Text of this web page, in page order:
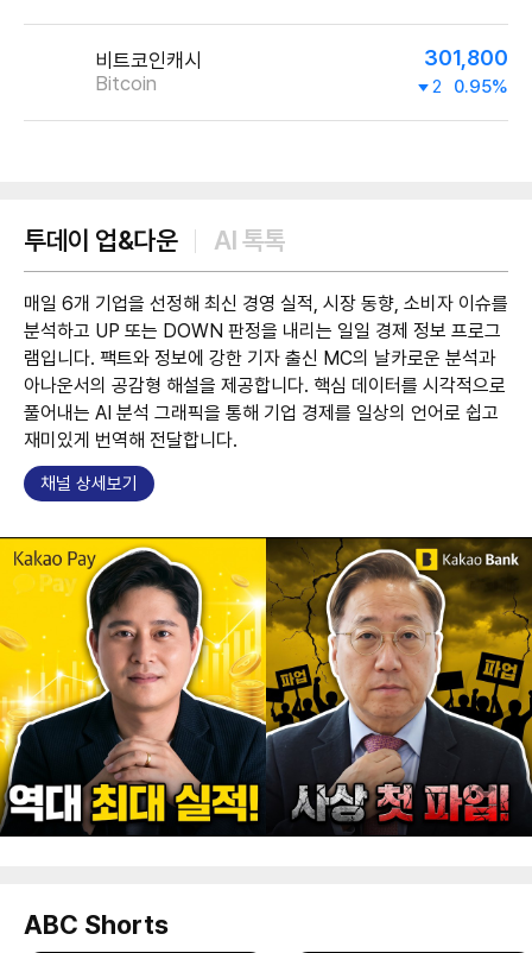
비트코인캐시
Bitcoin
301,800
2 0.95%
투데이 업&다운 AI 톡톡
매일 6개 기업을 선정해 최신 경영 실적, 시장 동향, 소비자 이슈를
분석하고 UP 또는 DOWN 판정을 내리는 일일 경제 정보 프로그
램입니다. 팩트와 정보에 강한 기자 출신 MC의 날카로운 분석과
아나운서의 공감형 해설을 제공합니다. 핵심 데이터를 시각적으로
풀어내는 AI 분석 그래픽을 통해 기업 경제를 일상의 언어로 쉽고
재미있게 번역해 전달합니다.
채널 상세보기
ABC Shorts